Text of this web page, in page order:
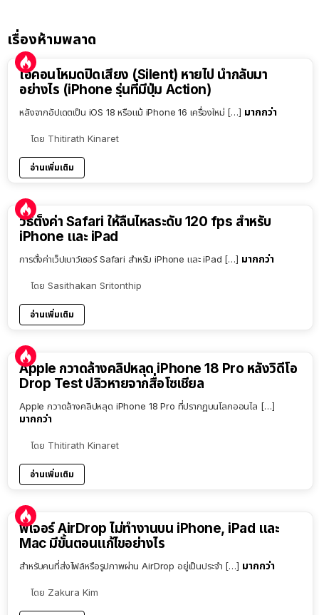
เรื่องห้ามพลาด
ไอคอนโหมดปิดเสียง (Silent) หายไป นำกลับมา
อย่างไร (iPhone รุ่นที่มีปุ่ม Action)
หลังจากอัปเดตเป็น iOS 18 หรือแม้ iPhone 16 เครื่องใหม่ […] มากกว่า
โดย Thitirath Kinaret
อ่านเพิ่มเติม
วิธีตั้งค่า Safari ให้ลื่นไหลระดับ 120 fps สำหรับ
iPhone และ iPad
การตั้งค่าเว็ปเบาว์เซอร์ Safari สำหรับ iPhone และ iPad […] มากกว่า
โดย Sasithakan Sritonthip
อ่านเพิ่มเติม
Apple กวาดล้างคลิปหลุด iPhone 18 Pro หลังวิดีโอ
Drop Test ปลิวหายจากสื่อโซเชียล
Apple กวาดล้างคลิปหลุด iPhone 18 Pro ที่ปรากฏบนโลกออนไล […]
มากกว่า
โดย Thitirath Kinaret
อ่านเพิ่มเติม
ฟีเจอร์ AirDrop ไม่ทำงานบน iPhone, iPad และ
Mac มีขั้นตอนแก้ไขอย่างไร
สำหรับคนที่ส่งไฟล์หรือรูปภาพผ่าน AirDrop อยู่เป็นประจำ […] มากกว่า
โดย Zakura Kim